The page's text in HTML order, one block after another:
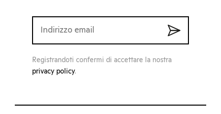
Registrandoti confermi di accettare la nostra
privacy policy.